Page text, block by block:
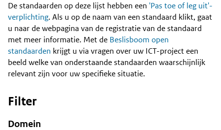
Content
De standaarden op deze lijst hebben een 'Pas toe of leg uit'-
verplichting. Als u op de naam van een standaard klikt, gaat
u naar de webpagina van de registratie van de standaard
met meer informatie. Met de Beslisboom open
standaarden krijgt u via vragen over uw ICT-project een
beeld welke van onderstaande standaarden waarschijnlijk
relevant zijn voor uw specifieke situatie.
Filter
Domein